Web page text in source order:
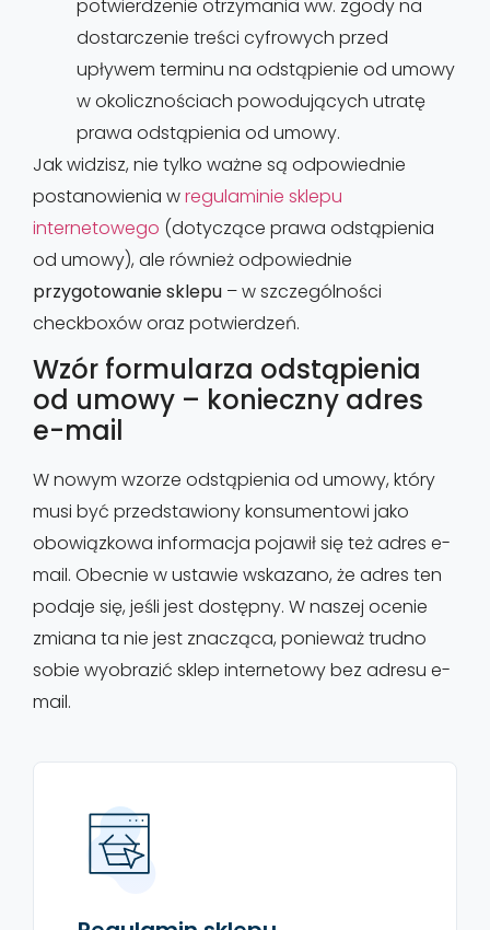
potwierdzenie otrzymania ww. zgody na
dostarczenie treści cyfrowych przed
upływem terminu na odstąpienie od umowy
w okolicznościach powodujących utratę
prawa odstąpienia od umowy.
Jak widzisz, nie tylko ważne są odpowiednie
postanowienia wregulaminie sklepu
internetowego (dotyczące prawa odstąpienia
od umowy), ale również odpowiednie
przygotowanie sklepu – w szczególności
checkboxów oraz potwierdzeń.
Wzór formularza odstąpienia
od umowy – konieczny adres
e-mail
W nowym wzorze odstąpienia od umowy, który
musi być przedstawiony konsumentowi jako
obowiązkowa informacja pojawił się też adres e-
mail. Obecnie w ustawie wskazano, że adres ten
podaje się, jeśli jest dostępny. W naszej ocenie
zmiana ta nie jest znacząca, ponieważ trudno
sobie wyobrazić sklep internetowy bez adresu e-
mail.